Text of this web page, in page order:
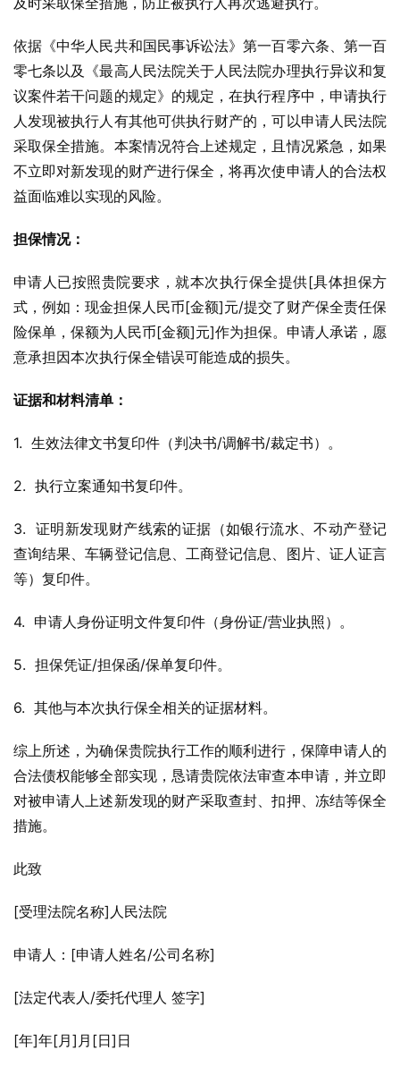
依据《中华人民共和国民事诉讼法》第一百零六条、第一百
零七条以及《最高人民法院关于人民法院办理执行异议和复
议案件若干问题的规定》的规定，在执行程序中，申请执行
人发现被执行人有其他可供执行财产的，可以申请人民法院
采取保全措施。本案情况符合上述规定，且情况紧急，如果
不立即对新发现的财产进行保全，将再次使申请人的合法权
益面临难以实现的风险。
担保情况：
申请人已按照贵院要求，就本次执行保全提供[具体担保方
式，例如：现金担保人民币[金额]元/提交了财产保全责任保
险保单，保额为人民币[金额]元]作为担保。申请人承诺，愿
意承担因本次执行保全错误可能造成的损失。
证据和材料清单：
1.  生效法律文书复印件（判决书/调解书/裁定书）。
2.  执行立案通知书复印件。
3.  证明新发现财产线索的证据（如银行流水、不动产登记
查询结果、车辆登记信息、工商登记信息、图片、证人证言
等）复印件。
4.  申请人身份证明文件复印件（身份证/营业执照）。
5.  担保凭证/担保函/保单复印件。
6.  其他与本次执行保全相关的证据材料。
综上所述，为确保贵院执行工作的顺利进行，保障申请人的
合法债权能够全部实现，恳请贵院依法审查本申请，并立即
对被申请人上述新发现的财产采取查封、扣押、冻结等保全
措施。
此致
[受理法院名称]人民法院
申请人：[申请人姓名/公司名称]
[法定代表人/委托代理人 签字]
[年]年[月]月[日]日